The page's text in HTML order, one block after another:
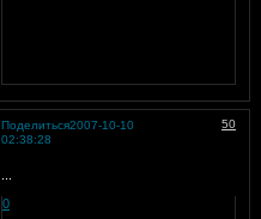
Поделиться 50
2007-10-10
02:38:28
0